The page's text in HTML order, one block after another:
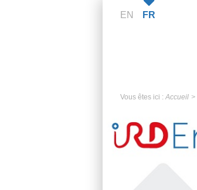
EN FR
Vous êtes ici : Accueil